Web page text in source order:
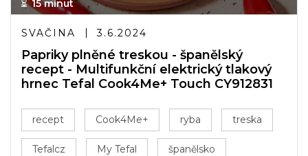
15 minut
SVAČINA 3.6.2024
Papriky plněné treskou - španělský
recept - Multifunkční elektrický tlakový
hrnec Tefal Cook4Me+ Touch CY912831
recept Cook4Me+ ryba treska
Tefalcz My Tefal španělsko